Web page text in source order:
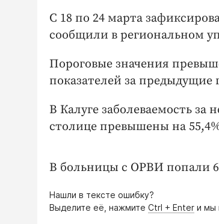
С 18 по 24 марта
сообщили в региональном
Пороговые значения
показателей за предыдущие
В Калуге заболеваемость за
столице превышены на
В больницы с ОРВИ попали
Нашли в тексте ошибку?
Выделите её, нажмите Ctrl + Enter и мы